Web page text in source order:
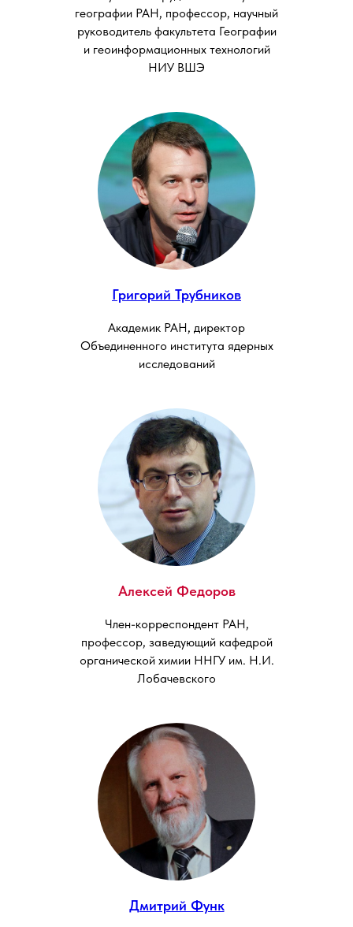
географии РАН, профессор, научный
руководитель факультета Географии
и геоинформационных технологий
НИУ ВШЭ
Григорий Трубников
Академик РАН, директор
Объединенного института ядерных
исследований
Алексей Федоров
Член-корреспондент РАН,
профессор, заведующий кафедрой
органической химии ННГУ им. Н.И.
Лобачевского
Дмитрий Функ